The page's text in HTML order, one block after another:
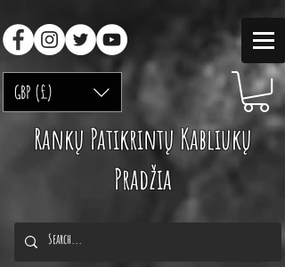
GBP (£)
Rankų Patikrintų Kabliukų
Pradžia